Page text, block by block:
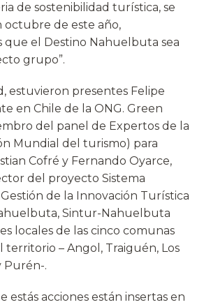
de sostenibilidad turística, se
octubre de este año,
que el Destino Nahuelbuta sea
grupo”.
estuvieron presentes Felipe
en Chile de la ONG. Green
del panel de Expertos de la
Mundial del turismo) para
Cofré y Fernando Oyarce,
del proyecto Sistema
de la Innovación Turística
Sintur-Nahuelbuta
locales de las cinco comunas
– Angol, Traiguén, Los
Purén-.
estás acciones están insertas en